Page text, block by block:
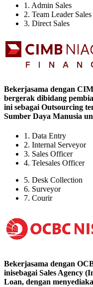
1. Admin Sales
2. Team Leader Sales
3. Direct Sales
Bekerjasama dengan
bergerak dibidang
ini sebagai Outsourcing
Sumber Daya Manusia
1. Data Entry
2. Internal Serveyor
3. Sales Officer
4. Telesales Officer
5. Desk Collection
6. Surveyor
7. Courir
Bekerjasama dengan
inisebagai Sales Agency
Loan, dengan